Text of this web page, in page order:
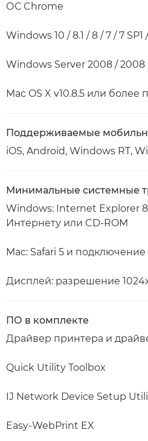
ОС Chrome
Windows 10 / 8.1 / 8 / 7 / 7 SP1
Windows Server 2008 / 2008
Mac OS X v10.8.5 или более
Поддерживаемые
iOS, Android, Windows RT,
Минимальные системные
Windows: Internet Explorer
Интернету или CD-ROM
Mac: Safari 5 и
Дисплей: разрешение
ПО в комплекте
Драйвер принтера и
Quick Utility Toolbox
IJ Network Device Setup
Easy-WebPrint EX